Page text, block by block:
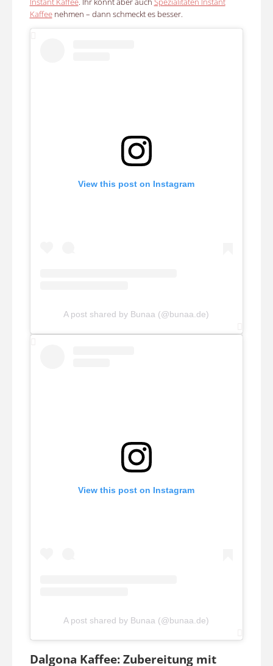
Kaffeenehmen – dann schmeckt es besser.
View this post on Instagram
A post shared by Bunaa (@bunaa.de)
View this post on Instagram
A post shared by Bunaa (@bunaa.de)
Dalgona Kaffee: Zubereitung mit